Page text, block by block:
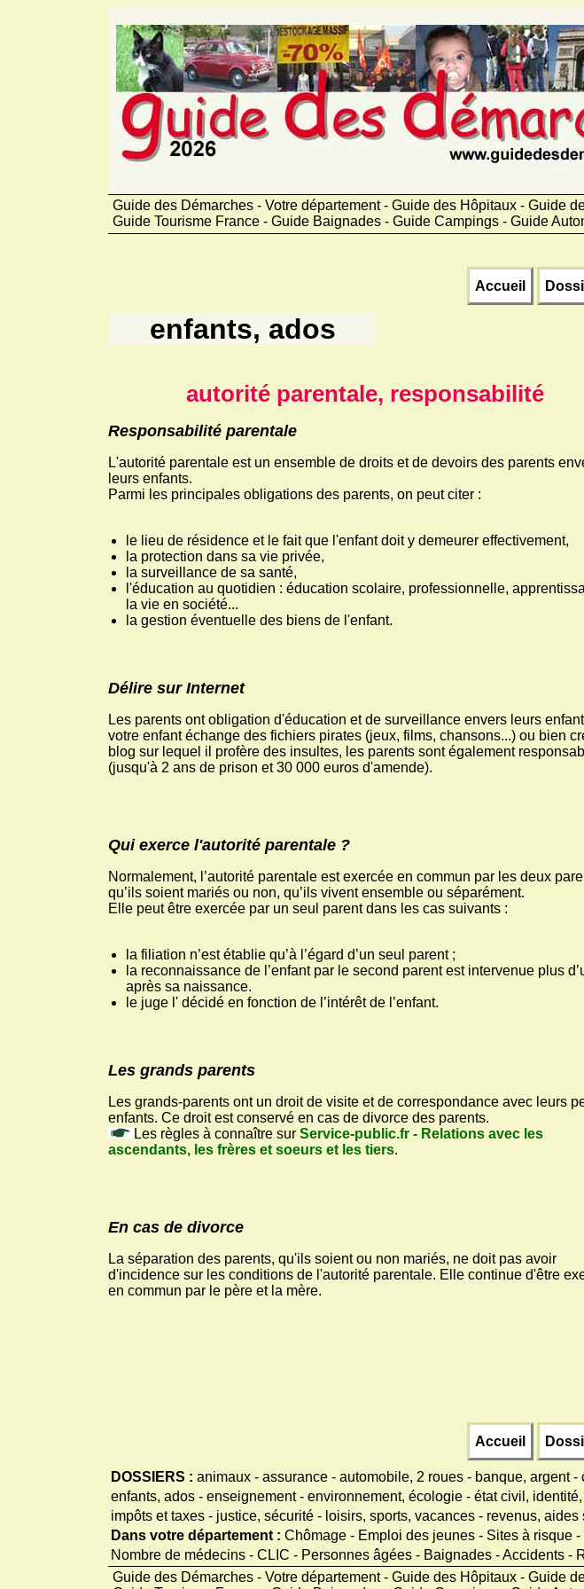
Guide des Démarches - Votre département - Guide des Hôpitaux - Guide
Guide Tourisme France - Guide Baignades - Guide Campings - Guide
Accueil
enfants, ados
autorité parentale, responsabilité
Responsabilité parentale
L'autorité parentale est un ensemble de droits et de devoirs des parents
leurs enfants.
Parmi les principales obligations des parents, on peut citer :
le lieu de résidence et le fait que l'enfant doit y demeurer effectivement,
la protection dans sa vie privée,
la surveillance de sa santé,
l'éducation au quotidien : éducation scolaire, professionnelle,
la vie en société...
la gestion éventuelle des biens de l'enfant.
Délire sur Internet
Les parents ont obligation d'éducation et de surveillance envers leurs
votre enfant échange des fichiers pirates (jeux, films, chansons...) ou bien
blog sur lequel il profère des insultes, les parents sont également
(jusqu'à 2 ans de prison et 30 000 euros d'amende).
Qui exerce l'autorité parentale ?
Normalement, l’autorité parentale est exercée en commun par les deux
qu’ils soient mariés ou non, qu’ils vivent ensemble ou séparément.
Elle peut être exercée par un seul parent dans les cas suivants :
la filiation n’est établie qu’à l’égard d’un seul parent ;
la reconnaissance de l’enfant par le second parent est intervenue plus
après sa naissance.
le juge l' décidé en fonction de l’intérêt de l’enfant.
Les grands parents
Les grands-parents ont un droit de visite et de correspondance avec leurs
enfants. Ce droit est conservé en cas de divorce des parents.
Les règles à connaître sur Service-public.fr - Relations avec les
ascendants, les frères et soeurs et les tiers.
En cas de divorce
La séparation des parents, qu'ils soient ou non mariés, ne doit pas avoir
d'incidence sur les conditions de l'autorité parentale. Elle continue d'être
en commun par le père et la mère.
Accueil
DOSSIERS : animaux - assurance - automobile, 2 roues - banque, argent-
enfants, ados - enseignement- environnement, écologie - état civil,
impôts et taxes - justice, sécurité - loisirs, sports, vacances - revenus, aides
Dans votre département : Chômage - Emploi des jeunes - Sites à risque -
Nombre de médecins - CLIC - Personnes âgées - Baignades -Accidents -
Guide des Démarches - Votre département - Guide des Hôpitaux - Guide